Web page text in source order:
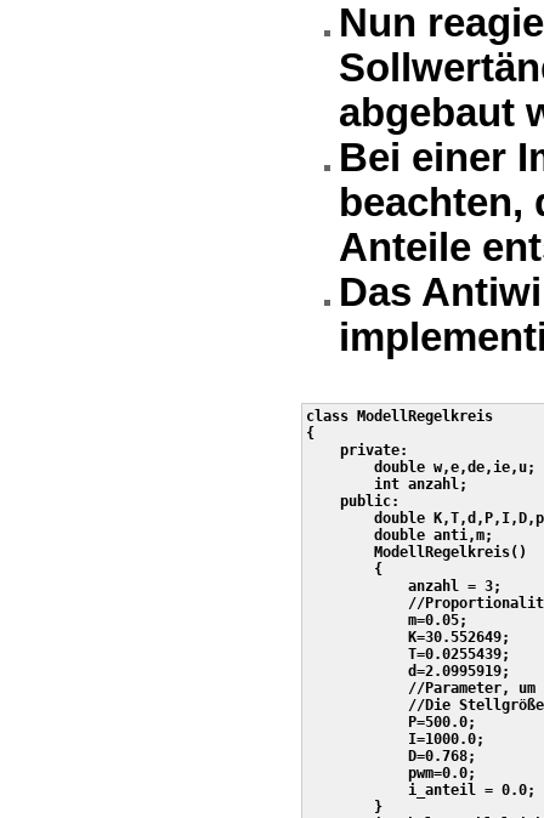
Nun
abgebaut
Bei einer
beachten,
Anteile
Das
class ModellRegelkreis
{
    private:
        double w,e,de,ie,u;
        int anzahl;
    public:
double
        double anti,m;
        ModellRegelkreis()
        {
            anzahl = 3;
//
            m=0.05;
            K=30.552649;
            T=0.0255439;
            d=2.0995919;
//Parameter, um
//Die
            P=500.0;
            I=1000.0;
            D=0.768;
            pwm=0.0;
            i_anteil = 0.0;
        }